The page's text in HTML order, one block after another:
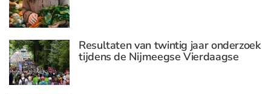
Resultaten van twintig jaar onderzoek
tijdens de Nijmeegse Vierdaagse